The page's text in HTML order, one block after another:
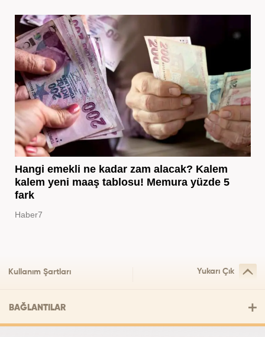
Hangi emekli ne kadar zam alacak? Kalem
kalem yeni maaş tablosu! Memura yüzde 5
fark
Haber7
Kullanım Şartları Yukarı Çık
BAĞLANTILAR